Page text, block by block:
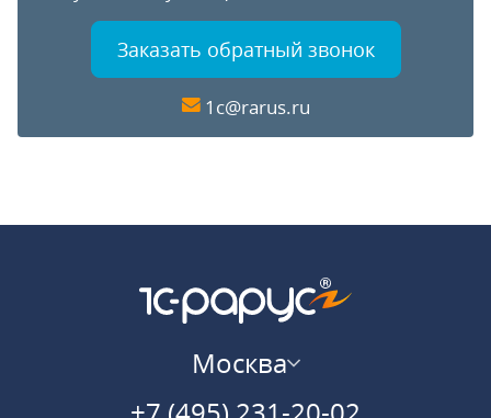
Заказать обратный звонок
1c@rarus.ru
Москва